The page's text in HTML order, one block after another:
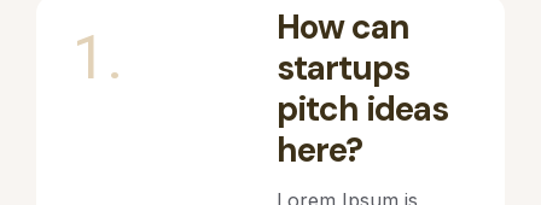
1.
How can
startups
pitch ideas
here?
Lorem Ipsum is